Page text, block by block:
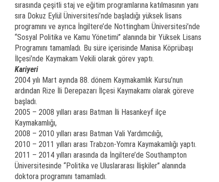
sırasında çeşitli staj ve eğitim programlarına katılmasının yanı
sıra Dokuz Eylül Üniversitesi’nde başladığı yüksek lisans
programını ve ayrıca İngiltere’de Nottingham Üniversitesi’nde
“Sosyal Politika ve Kamu Yönetimi” alanında bir Yüksek Lisans
Programını tamamladı. Bu süre içerisinde Manisa Köprübaşı
İlçesi’nde Kaymakam Vekili olarak görev yaptı.
Kariyeri
2004 yılı Mart ayında 88. dönem Kaymakamlık Kursu’nun
ardından Rize İli Derepazarı İlçesi Kaymakamı olarak göreve
başladı.
2005 – 2008 yılları arası Batman İli Hasankeyf ilçe
Kaymakamlığı,
2008 – 2010 yılları arası Batman Vali Yardımcılığı,
2010 – 2011 yılları arası Trabzon-Yomra Kaymakamlığı yaptı.
2011 – 2014 yılları arasında da İngiltere’de Southampton
Üniversitesinde “Politika ve Uluslararası İlişkiler” alanında
doktora programını tamamladı.